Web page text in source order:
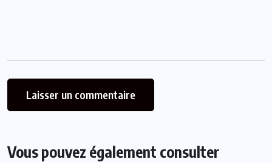
Vous pouvez également consulter